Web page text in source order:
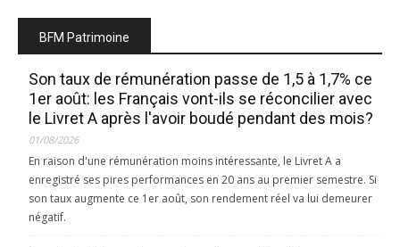
BFM Patrimoine
Son taux de rémunération passe de 1,5 à 1,7% ce
1er août: les Français vont-ils se réconcilier avec
le Livret A après l'avoir boudé pendant des mois?
01/08/2026
En raison d'une rémunération moins intéressante, le Livret A a
enregistré ses pires performances en 20 ans au premier semestre. Si
son taux augmente ce 1er août, son rendement réel va lui demeurer
négatif.